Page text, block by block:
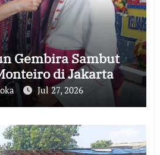
Gembira Sambut
di Jakarta
Jul 27, 2026